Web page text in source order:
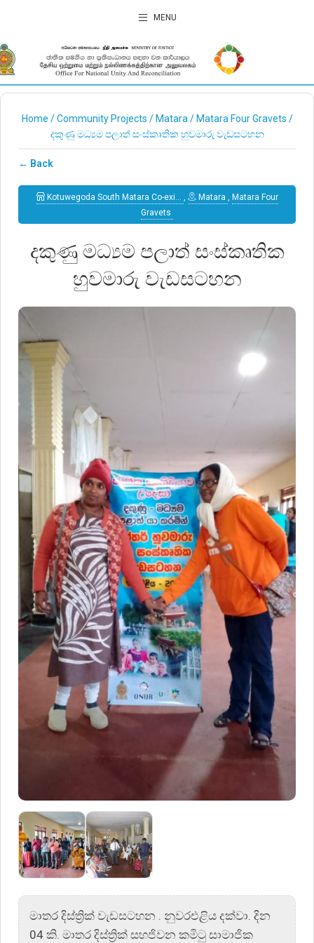
MENU
Home /Community Projects / Matara / Matara Four Gravets /
දකුණු මධ්‍යම පලාත් සංස්කෘතික හුවමාරු වැඩසටහන
← Back
Kotuwegoda South Matara Co-exi… , Matara , Matara Four
Gravets
දකුණු මධ්‍යම පලාත් සංස්කෘතික
හුවමාරු වැඩසටහන
මාතර දිස්ත්‍රික් වැඩසටහන . නුවරඑළිය දක්වා. දින
04 කි. මාතර දිස්ත්‍රික් සහජිවන කමිටු සාමාජික